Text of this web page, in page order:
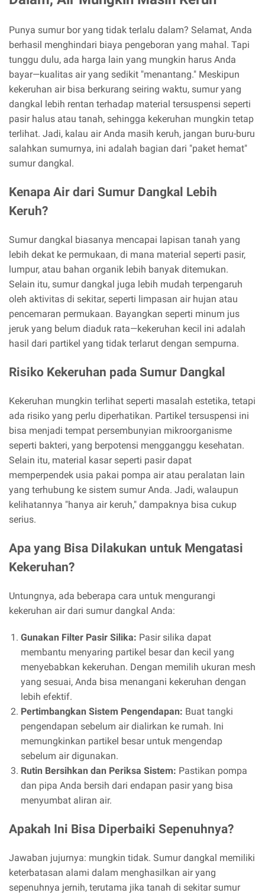
Punya sumur bor yang tidak terlalu dalam? Selamat, Anda
berhasil menghindari biaya pengeboran yang mahal. Tapi
tunggu dulu, ada harga lain yang mungkin harus Anda
bayar—kualitas air yang sedikit "menantang." Meskipun
kekeruhan air bisa berkurang seiring waktu, sumur yang
dangkal lebih rentan terhadap material tersuspensi seperti
pasir halus atau tanah, sehingga kekeruhan mungkin tetap
terlihat. Jadi, kalau air Anda masih keruh, jangan buru-buru
salahkan sumurnya, ini adalah bagian dari "paket hemat"
sumur dangkal.
Kenapa Air dari Sumur Dangkal Lebih
Keruh?
Sumur dangkal biasanya mencapai lapisan tanah yang
lebih dekat ke permukaan, di mana material seperti pasir,
lumpur, atau bahan organik lebih banyak ditemukan.
Selain itu, sumur dangkal juga lebih mudah terpengaruh
oleh aktivitas di sekitar, seperti limpasan air hujan atau
pencemaran permukaan. Bayangkan seperti minum jus
jeruk yang belum diaduk rata—kekeruhan kecil ini adalah
hasil dari partikel yang tidak terlarut dengan sempurna.
Risiko Kekeruhan pada Sumur Dangkal
Kekeruhan mungkin terlihat seperti masalah estetika, tetapi
ada risiko yang perlu diperhatikan. Partikel tersuspensi ini
bisa menjadi tempat persembunyian mikroorganisme
seperti bakteri, yang berpotensi mengganggu kesehatan.
Selain itu, material kasar seperti pasir dapat
memperpendek usia pakai pompa air atau peralatan lain
yang terhubung ke sistem sumur Anda. Jadi, walaupun
kelihatannya "hanya air keruh," dampaknya bisa cukup
serius.
Apa yang Bisa Dilakukan untuk Mengatasi
Kekeruhan?
Untungnya, ada beberapa cara untuk mengurangi
kekeruhan air dari sumur dangkal Anda:
Gunakan Filter Pasir Silika: Pasir silika dapat
membantu menyaring partikel besar dan kecil yang
menyebabkan kekeruhan. Dengan memilih ukuran mesh
yang sesuai, Anda bisa menangani kekeruhan dengan
lebih efektif.
Pertimbangkan Sistem Pengendapan: Buat tangki
pengendapan sebelum air dialirkan ke rumah. Ini
memungkinkan partikel besar untuk mengendap
sebelum air digunakan.
Rutin Bersihkan dan Periksa Sistem: Pastikan pompa
dan pipa Anda bersih dari endapan pasir yang bisa
menyumbat aliran air.
Apakah Ini Bisa Diperbaiki Sepenuhnya?
Jawaban jujurnya: mungkin tidak. Sumur dangkal memiliki
keterbatasan alami dalam menghasilkan air yang
sepenuhnya jernih, terutama jika tanah di sekitar sumur